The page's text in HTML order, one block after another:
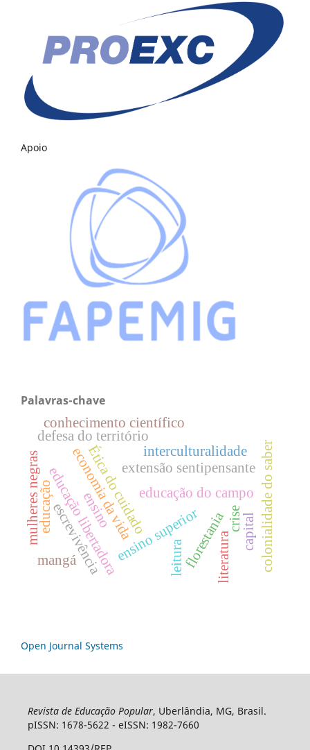
Apoio
Palavras-chave
extensão sentipensante colonialidade do saber
educação libertadora florestania
Ética do cuidadoeducação do campo
interculturalidade
ensino superior
defesa do território
economia da vida crisecapital
conhecimento científico
ensino
escrevivência literatura
educação
mulheres negras
mangá leitura
Open Journal Systems
Revista de Educação Popular, Uberlândia, MG, Brasil.
pISSN: 1678-5622 - eISSN: 1982-7660